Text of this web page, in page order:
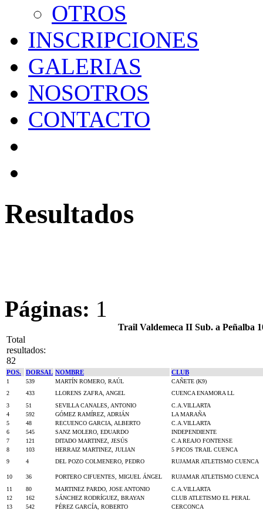
OTROS
INSCRIPCIONES
GALERIAS
NOSOTROS
CONTACTO
Resultados
Páginas: 1
Trail Valdemeca II Sub. a Peñalba
Total
resultados:
82
POS. DORSAL NOMBRE CLUB
1 539 MARTÍN ROMERO, RAÚL
CAÑETE (K9)
2
433 LLORENS ZAFRA, ANGEL
CUENCA ENAMORA LL
3
51 SEVILLA CANALES, ANTONIO
C.A.VILLARTA
4
592 GÓMEZ RAMÍREZ, ADRIÁN
LA MARAÑA
5
48 RECUENCO GARCIA, ALBERTO
C.A.VILLARTA
6
545 SANZ MOLERO, EDUARDO
INDEPENDIENTE
7
121 DITADO MARTINEZ, JESÚS
C.A REAJO FONTENSE
8
103 HERRAIZ MARTINEZ, JULIAN
5 PICOS TRAIL CUENCA
9
4 DEL POZO COLMENERO, PEDRO RUJAMAR ATLETISMO CUENCA
10 36 PORTERO CIFUENTES, MIGUEL ÁNGEL
RUJAMAR ATLETISMO CUENCA
11
80 MARTINEZ PARDO, JOSE ANTONIO
C.A.VILLARTA
12
162 SÁNCHEZ RODRÍGUEZ, BRAYAN
CLUB ATLETISMO EL PERAL
13
542 PÉREZ GARCÍA, ROBERTO
CERCONCA